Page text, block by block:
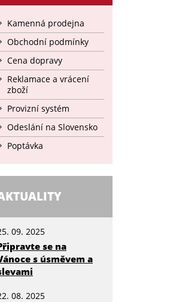
Kamenná prodejna
Obchodní podmínky
Cena dopravy
Reklamace a vrácení
zboží
Provizní systém
Odeslání na Slovensko
Poptávka
09. 2025
se na
s úsměvem a
08. 2025